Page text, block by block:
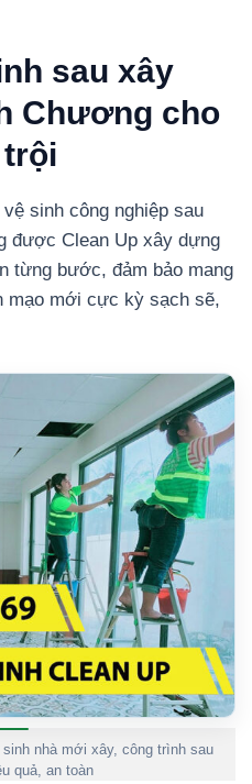
sau xây
Chương cho
sinh công nghiệp sau
được Clean Up xây dựng
từng bước, đảm bảo mang
mạo mới cực kỳ sạch sẽ,
nhà mới xây, công trình sau
quả, an toàn